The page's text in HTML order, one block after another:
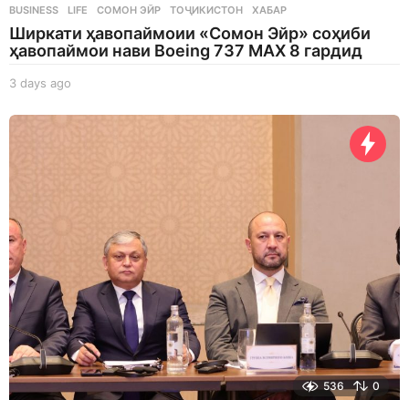
BUSINESS ,LIFE СОМОН ЭЙР ,ТОҶИКИСТОН ,ХАБАР
Ширкати ҳавопаймоии «Сомон Эйр» соҳиби
ҳавопаймои нави Boeing 737 MAX 8 гардид
3 days ago
a
536 0